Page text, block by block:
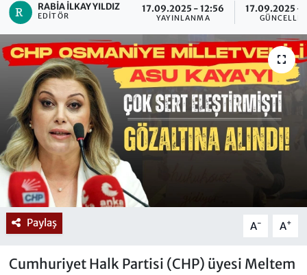
RABIA İLKAY YILDIZ
EDITÖR
17.09.2025 - 12:56
YAYINLANMA
17.09.2025 -
Paylaş A- A+
Cumhuriyet Halk Partisi (CHP) üyesi Meltem